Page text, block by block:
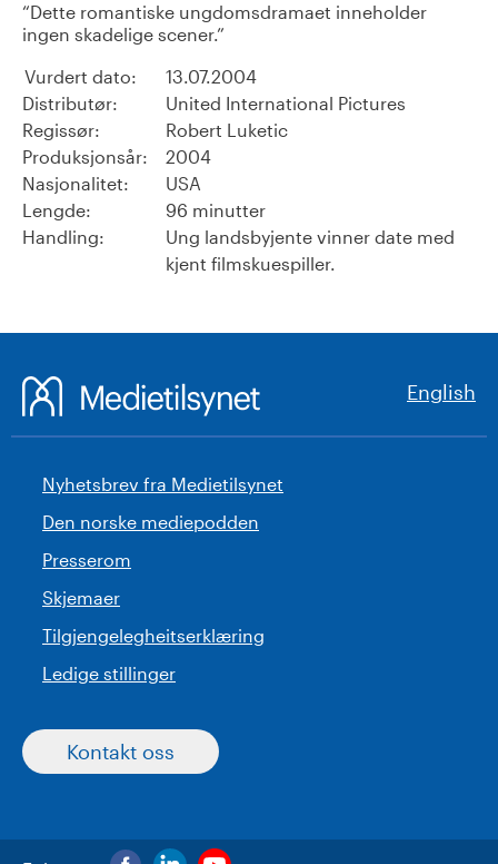
Dette romantiske ungdomsdramaet inneholder
ingen skadelige scener.
Vurdert dato:
13.07.2004
Distributør:
United International Pictures
Regissør:
Robert Luketic
Produksjonsår:
2004
Nasjonalitet:
USA
Lengde:
96 minutter
Handling:
Ung landsbyjente vinner date med
kjent filmskuespiller.
English
Nyhetsbrev fra Medietilsynet
Den norske mediepodden
Presserom
Skjemaer
Tilgjengelegheitserklæring
Ledige stillinger
Kontakt oss